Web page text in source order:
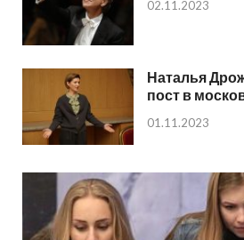
02.11.2023
Наталья
пост в
01.11.2023